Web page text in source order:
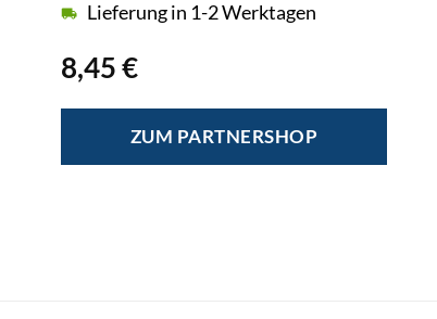
8,45€
Lieferung in 1-2 Werktagen
ZUM PARTNERSHOP